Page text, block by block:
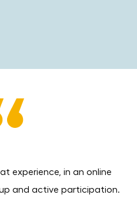
experience, in an online
and active participation.